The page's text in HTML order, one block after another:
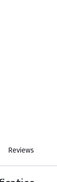
Reviews